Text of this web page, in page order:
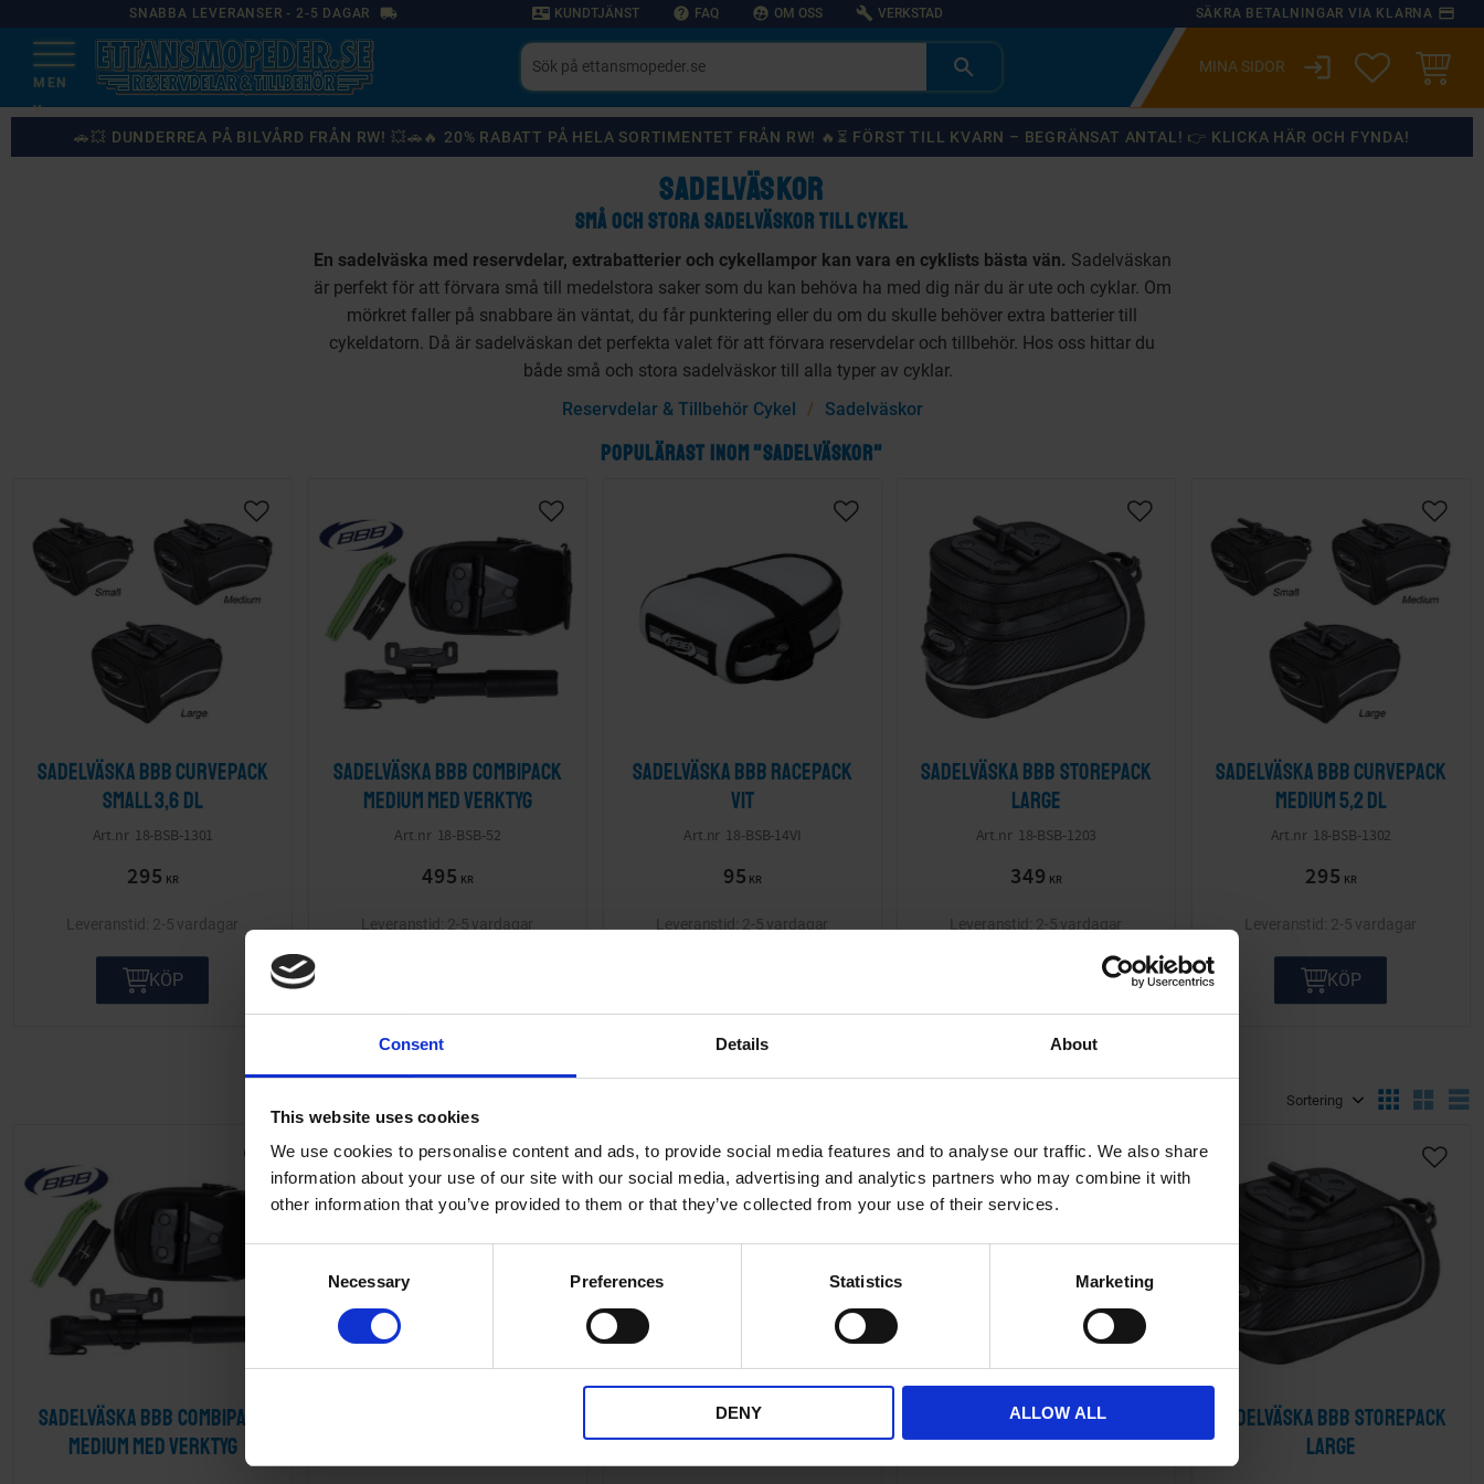
Consent Details About
This website uses cookies
We use cookies to personalise content and ads, to provide social media features and to analyse our traffic. We also share
information about your use of our site with our social media, advertising and analytics partners who may combine it with
other information that you’ve provided to them or that they’ve collected from your use of their services.
o
e
Necessary Preferences Statistics Marketing
DENY ALLOW ALL
SNABBA LEVERANSER - 2-5 DAGAR local_shipping contact_mail KUNDTJÄNST help FAQ supervised_user_circle OM OSS build VERKSTAD SÄKRA BETALNINGAR VIA KLARNA payment
login ÖNSKELISTA
🚗💥 DUNDERREA PÅ BILVÅRD FRÅN RW! 💥🚗🔥 20% RABATT PÅ HELA SORTIMENTET FRÅN RW! 🔥⏳ FÖRST TILL KVARN – BEGRÄNSAT ANTAL! 👉 KLICKA HÄR OCH FYNDA!
SADELVÄSKOR
Reservdelar & Tillbehör Cykel Sadelväskor
SMÅ OCH STORA SADELVÄSKOR TILL CYKEL
En sadelväska med reservdelar, extrabatterier och cykellampor kan vara en cyklists bästa vän. Sadelväskan
är perfekt för att förvara små till medelstora saker som du kan behöva ha med dig när du är ute och cyklar. Om
mörkret faller på snabbare än väntat, du får punktering eller du om du skulle behöver extra batterier till
cykeldatorn. Då är sadelväskan det perfekta valet för att förvara reservdelar och tillbehör. Hos oss hittar du
både små och stora sadelväskor till alla typer av cyklar.
POPULÄRAST INOM "SADELVÄSKOR"
Sadelväska BBB CurvePack
Small 3,6 dl
18-BSB-1301
295 KR
2-5 vardagar
KÖP
Sadelväska BBB Combipack
Medium med verktyg
18-BSB-52
495 KR
2-5 vardagar
Sadelväska BBB RacePack
vit
18-BSB-14VI
95 KR
2-5 vardagar
Sadelväska BBB StorePack
Large
18-BSB-1203
349 KR
2-5 vardagar
Sadelväska BBB CurvePack
Medium 5,2 dl
18-BSB-1302
295 KR
2-5 vardagar
KÖP
Sadelväska BBB Combipack
Medium med verktyg
Lägg till i önskelista Lägg till i önskelista
Sadelväska BBB CurvePack
Small 3,6 dl
Lägg till i önskelista
Sadelväska BBB RacePack
vit
Lägg till i önskelista
Sadelväska BBB StorePack
Large
Lägg